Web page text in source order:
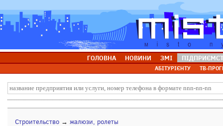
ГОЛОВНА НОВИНИ ЗМІ
АБІТУРІЄНТУ ТВ-
Строительство → жалюзи, ролеты